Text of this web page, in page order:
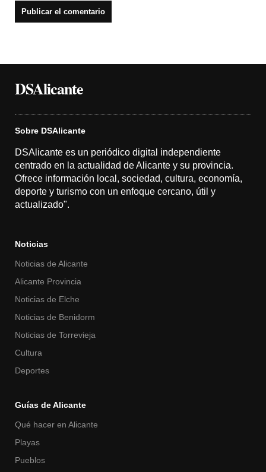
DSAlicante
Sobre DSAlicante
DSAlicante es un periódico digital independiente
centrado en la actualidad de Alicante y su provincia.
Ofrece información local, sociedad, cultura, economía,
deporte y turismo con un enfoque cercano, útil y
actualizado".
Noticias
Noticias de Alicante
Alicante Provincia
Noticias de Elche
Noticias de Benidorm
Noticias de Torrevieja
Cultura
Deportes
Guías de Alicante
Qué hacer en Alicante
Playas
Pueblos